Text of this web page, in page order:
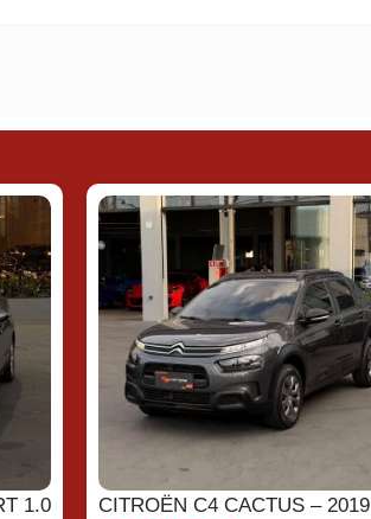
1.0
CITROËN C4 CACTUS – 2019